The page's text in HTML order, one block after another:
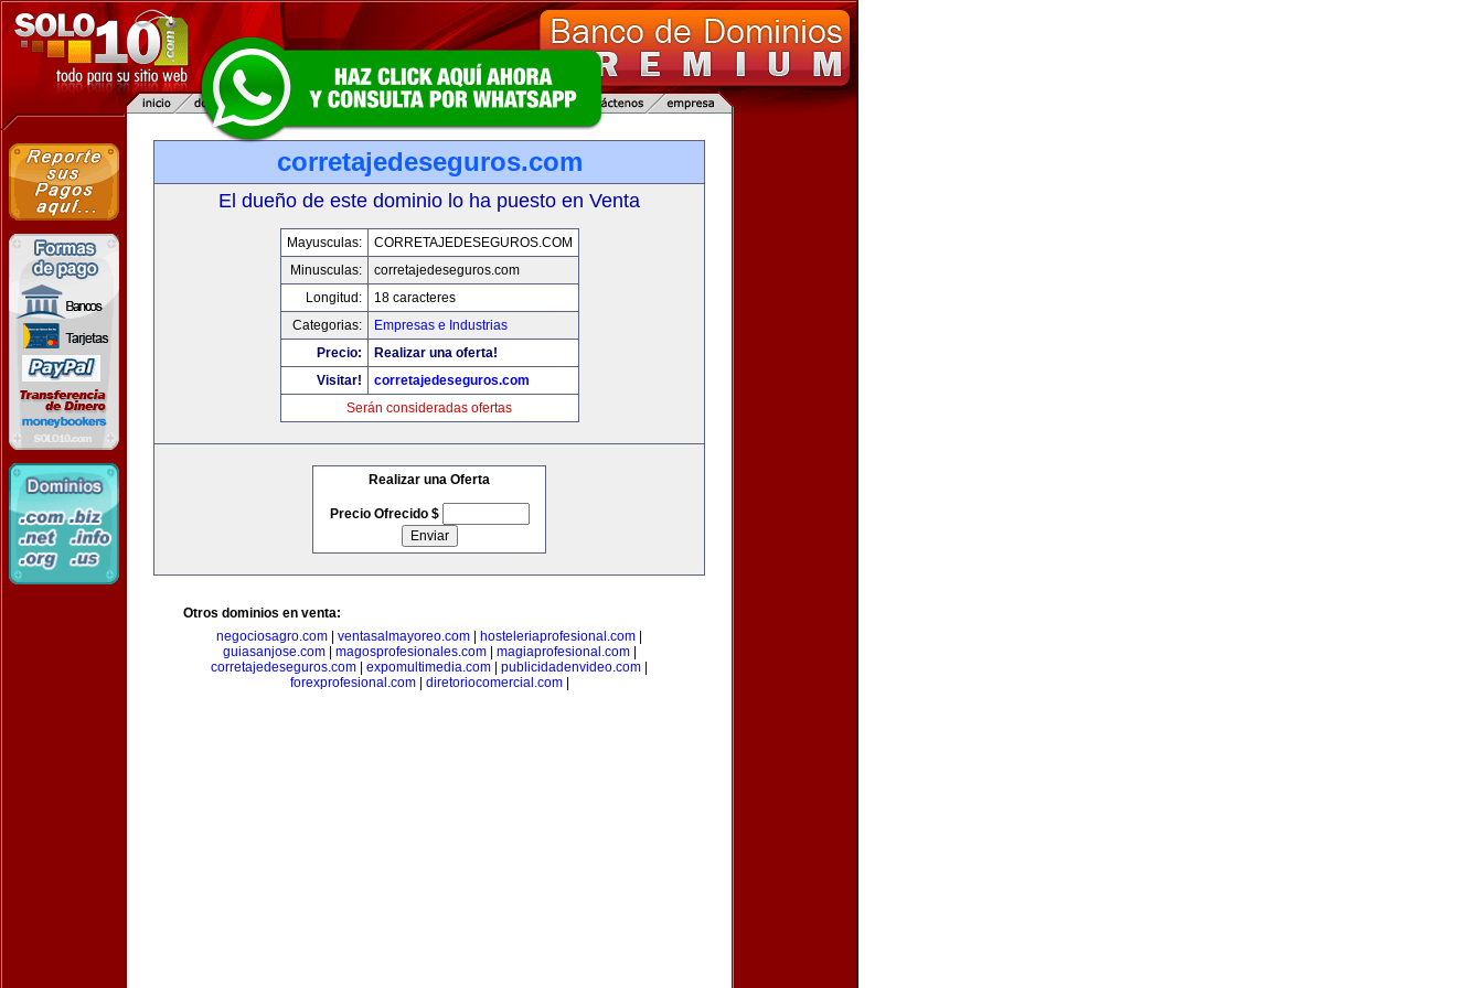
corretajedeseguros.com
El dueño de este dominio lo ha puesto en Venta
Mayusculas:
CORRETAJEDESEGUROS.COM
Minusculas:
corretajedeseguros.com
Longitud:
18 caracteres
Categorias:
Empresas e Industrias
Precio:
Realizar una oferta!
Visitar!
corretajedeseguros.com
Serán consideradas ofertas
Realizar una Oferta
Precio Ofrecido $
Otros dominios en venta:
negociosagro.com
ventasalmayoreo.com hosteleriaprofesional.com
guiasanjose.com| magosprofesionales.com| magiaprofesional.com|
corretajedeseguros.com
expomultimedia.com publicidadenvideo.com
forexprofesional.com| diretoriocomercial.com|